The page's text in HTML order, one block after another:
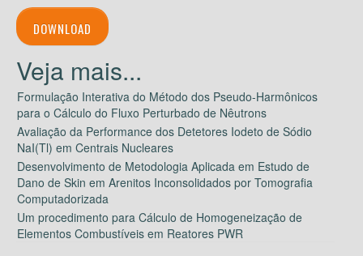
DOWNLOAD
Formulação Interativa do Método dos Pseudo-Harmônicos
para o Cálculo do Fluxo Perturbado de Nêutrons
Avaliação da Performance dos Detetores Iodeto de Sódio
NaI(Tl) em Centrais Nucleares
Desenvolvimento de Metodologia Aplicada em Estudo de
Dano de Skin em Arenitos Inconsolidados por Tomografia
Computadorizada
Um procedimento para Cálculo de Homogeneização de
Elementos Combustíveis em Reatores PWR